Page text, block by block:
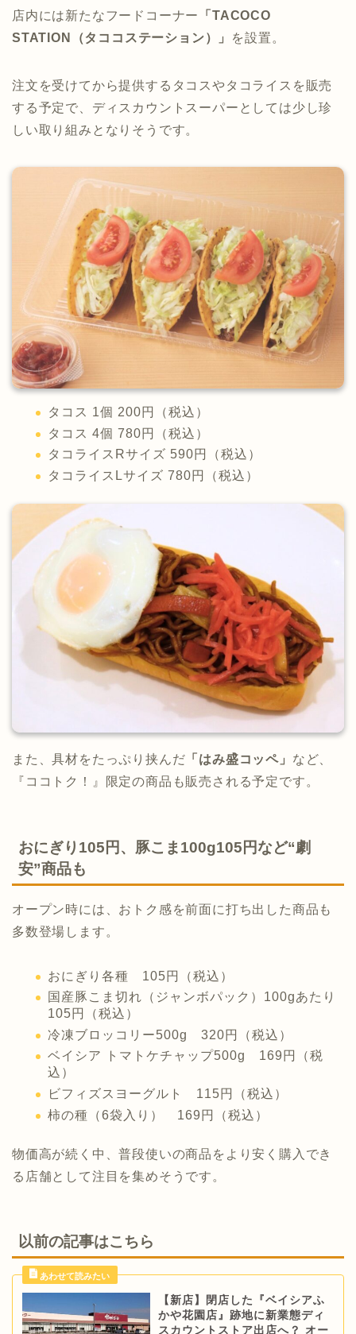
店内には新たなフードコーナー
「TACOCO
STATION（タココステーション）」
を設置。
注文を受けてから提供するタコスやタコライスを販売
する予定で、ディスカウントスーパーとしては少し珍
しい取り組みとなりそうです。
タコス 1個 200円（税込）
タコス 4個 780円（税込）
タコライスRサイズ 590円（税込）
タコライスLサイズ 780円（税込）
また、具材をたっぷり挟んだ 「はみ盛コッペ」 など、
『ココトク！』限定の商品も販売される予定です。
おにぎり105円、豚こま100g105円など“劇
安”商品も
オープン時には、おトク感を前面に打ち出した商品も
多数登場します。
おにぎり各種 105円（税込）
国産豚こま切れ（ジャンボパック）100gあたり
105円（税込）
冷凍ブロッコリー500g 320円（税込）
ベイシア トマトケチャップ500g 169円（税
込）
ビフィズスヨーグルト 115円（税込）
柿の種（6袋入り） 169円（税込）
物価高が続く中、普段使いの商品をより安く購入でき
る店舗として注目を集めそうです。
以前の記事はこちら
【新店】閉店した『ベイシアふ
かや花園店』跡地に新業態ディ
スカウントストア出店へ？ オー